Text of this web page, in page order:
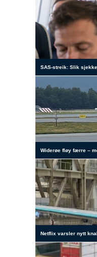
SAS-streik: Slik
Widerøe fløy færre –
Netflix varsler nytt